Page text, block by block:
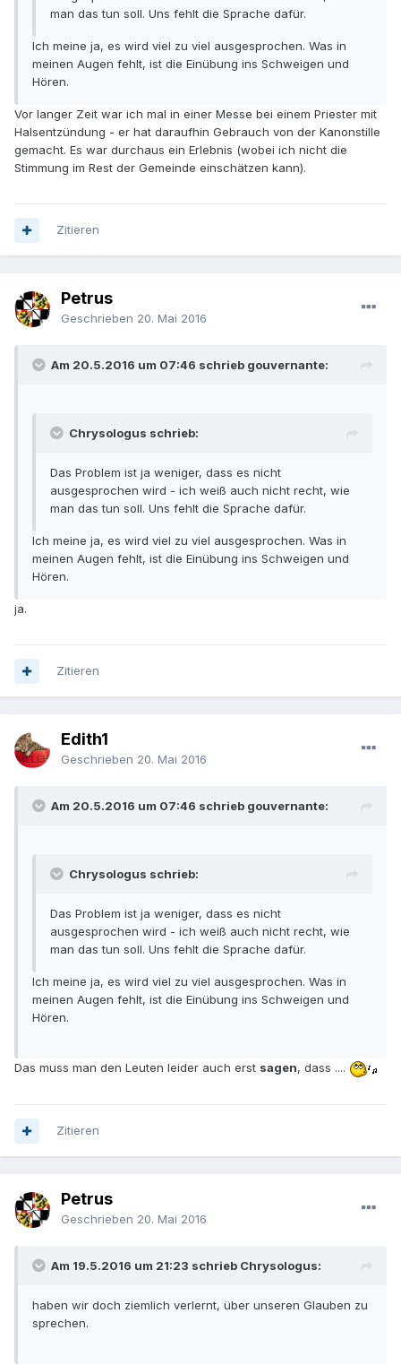
man das tun soll. Uns fehlt die Sprache dafür.
Ich meine ja, es wird viel zu viel ausgesprochen. Was in
meinen Augen fehlt, ist die Einübung ins Schweigen und
Hören.
Vor langer Zeit war ich mal in einer Messe bei einem Priester mit
Halsentzündung - er hat daraufhin Gebrauch von der Kanonstille
gemacht. Es war durchaus ein Erlebnis (wobei ich nicht die
Stimmung im Rest der Gemeinde einschätzen kann).
Zitieren
Petrus
Geschrieben 20. Mai 2016
Am 20.5.2016 um 07:46 schrieb gouvernante:
Chrysologus schrieb:
Das Problem ist ja weniger, dass es nicht
ausgesprochen wird - ich weiß auch nicht recht, wie
man das tun soll. Uns fehlt die Sprache dafür.
Ich meine ja, es wird viel zu viel ausgesprochen. Was in
meinen Augen fehlt, ist die Einübung ins Schweigen und
Hören.
ja.
Zitieren
Edith1
Geschrieben 20. Mai 2016
Am 20.5.2016 um 07:46 schrieb gouvernante:
Chrysologus schrieb:
Das Problem ist ja weniger, dass es nicht
ausgesprochen wird - ich weiß auch nicht recht, wie
man das tun soll. Uns fehlt die Sprache dafür.
Ich meine ja, es wird viel zu viel ausgesprochen. Was in
meinen Augen fehlt, ist die Einübung ins Schweigen und
Hören.
Das muss man den Leuten leider auch erst sagen, dass ....
Zitieren
Petrus
Geschrieben 20. Mai 2016
Am 19.5.2016 um 21:23 schrieb Chrysologus:
haben wir doch ziemlich verlernt, über unseren Glauben zu
sprechen.